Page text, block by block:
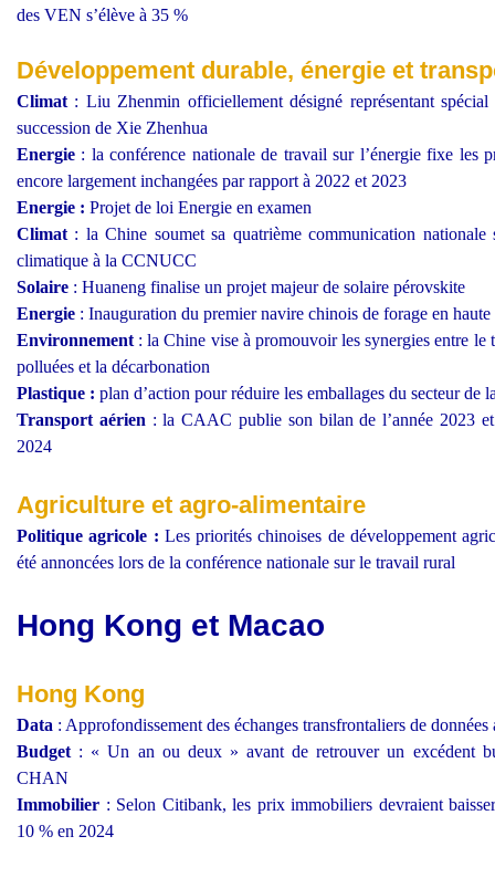
des VEN s’élève à 35 %
Développement durable, énergie et
Climat : Liu Zhenmin officiellement désigné représentant
succession de Xie Zhenhua
Energie : la conférence nationale de travail sur l’énergie fixe les
encore largement inchangées par rapport à 2022 et 2023
Energie : Projet de loi Energie en examen
Climat : la Chine soumet sa quatrième communication nationale
climatique à la CCNUCC
Solaire : Huaneng finalise un projet majeur de solaire pérovskite
Energie : Inauguration du premier navire chinois de forage en
Environnement : la Chine vise à promouvoir les synergies entre le
polluées et la décarbonation
Plastique : plan d’action pour réduire les emballages du secteur de
Transport aérien : la CAAC publie son bilan de l’année 2023
2024
Agriculture et agro-alimentaire
Politique agricole : Les priorités chinoises de développement
été annoncées lors de la conférence nationale sur le travail rural
Hong Kong et Macao
Hong Kong
Data : Approfondissement des échanges transfrontaliers de
Budget : « Un an ou deux » avant de retrouver un excédent
CHAN
Immobilier : Selon Citibank, les prix immobiliers devraient
10 % en 2024